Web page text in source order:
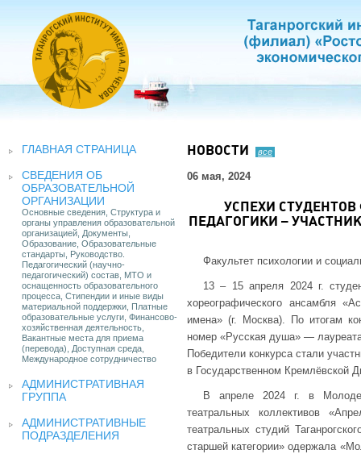
ГЛАВНАЯ СТРАНИЦА
СВЕДЕНИЯ ОБ
ОБРАЗОВАТЕЛЬНОЙ
ОРГАНИЗАЦИИ
Основные сведения, Структура и
органы управления образовательной
организацией, Документы,
Образование, Образовательные
стандарты, Руководство.
Педагогический (научно-
педагогический) состав, МТО и
оснащенность образовательного
процесса, Стипендии и иные виды
материальной поддержки, Платные
образовательные услуги, Финансово-
хозяйственная деятельность,
Вакантные места для приема
(перевода), Доступная среда,
Международное сотрудничество
АДМИНИСТРАТИВНАЯ
ГРУППА
АДМИНИСТРАТИВНЫЕ
ПОДРАЗДЕЛЕНИЯ
НОВОСТИ все
06 мая, 2024
УСПЕХИ
ПЕДАГОГИКИ –
Факультет психологии и
13 – 15 апреля 2024 г.
хореографического ансамбля
имена» (г. Москва). По итогам
номер «Русская душа» —
Победители конкурса стали
в Государственном Кремлёвской
В апреле 2024 г. в
театральных коллективов
театральных студий
старшей категории» одержала